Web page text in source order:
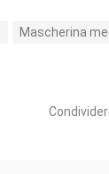
Mascherina